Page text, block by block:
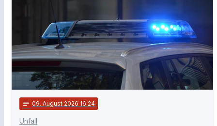
notes 09. August 2026 16:24
Unfall